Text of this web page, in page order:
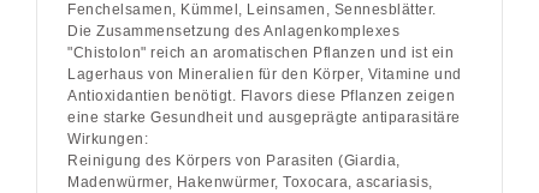
Fenchelsamen, Kümmel, Leinsamen, Sennesblätter.
Die Zusammensetzung des Anlagenkomplexes
"Chistolon" reich an aromatischen Pflanzen und ist ein
Lagerhaus von Mineralien für den Körper, Vitamine und
Antioxidantien benötigt. Flavors diese Pflanzen zeigen
eine starke Gesundheit und ausgeprägte antiparasitäre
Wirkungen:
Reinigung des Körpers von Parasiten (Giardia,
Madenwürmer, Hakenwürmer, Toxocara, ascariasis,